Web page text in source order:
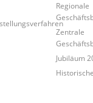
Regionale
Zentrale
Jubiläum